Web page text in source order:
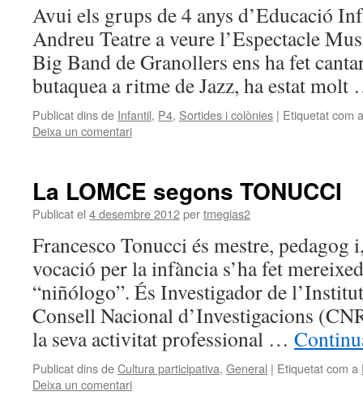
Avui els grups de 4 anys d’Educació
Andreu Teatre a veure l’Espectacle
Big Band de Granollers ens ha fet
butaquea a ritme de Jazz, ha estat
Publicat dins de Infantil, P4, Sortides i colònies | Etiquetat com a
Deixa un comentari
La LOMCE segons TONUCCI
Publicat el 4 desembre 2012pertmegias2
Francesco Tonucci és mestre, pedagog
vocació per la infància s’ha fet
“niñólogo”. És Investigador de
Consell Nacional d’Investigacions
la seva activitat professional …
Publicat dins deCultura participativa, General | Etiquetat com a
Deixa un comentari